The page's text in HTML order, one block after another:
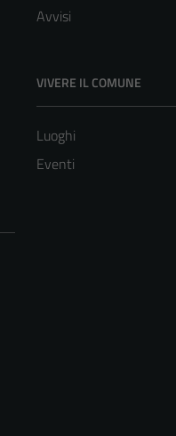
Avvisi
VIVERE IL COMUNE
Luoghi
Eventi